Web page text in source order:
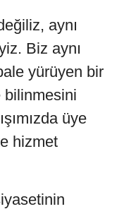
aynı
Biz aynı
yürüyen bir
bilinmesini
üye
hizmet